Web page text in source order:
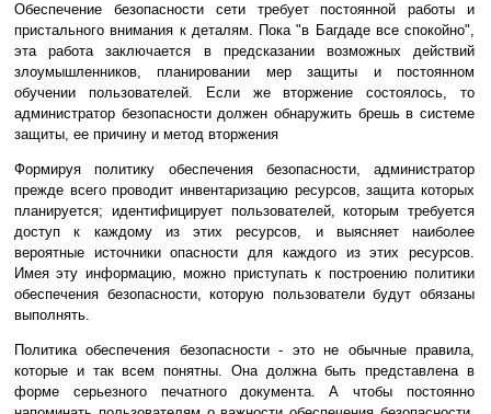
Обеспечение безопасности сети требует постоянной работы и
пристального внимания к деталям. Пока "в Багдаде все спокойно",
эта работа заключается в предсказании возможных действий
злоумышленников, планировании мер защиты и постоянном
обучении пользователей. Если же вторжение состоялось, то
администратор безопасности должен обнаружить брешь в системе
защиты, ее причину и метод вторжения
Формируя политику обеспечения безопасности, администратор
прежде всего проводит инвентаризацию ресурсов, защита которых
планируется; идентифицирует пользователей, которым требуется
доступ к каждому из этих ресурсов, и выясняет наиболее
вероятные источники опасности для каждого из этих ресурсов.
Имея эту информацию, можно приступать к построению политики
обеспечения безопасности, которую пользователи будут обязаны
выполнять.
Политика обеспечения безопасности - это не обычные правила,
которые и так всем понятны. Она должна быть представлена в
форме серьезного печатного документа. А чтобы постоянно